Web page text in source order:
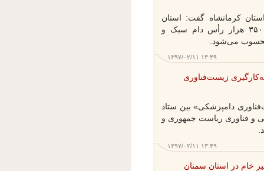
کرمانشاه گفت: استان
کرمانشاه با داشتن ۳ میلیون و ۳۵۰ هزار رأس دام سبک و
می‌شود.
۱۳۹۷/۰۲/۱۱ ۱۳:۴۹
زیست‌فناوری
دامپزشکی» بین ستاد
فناوری ریاست جمهوری و
۱۳۹۷/۰۲/۱۱ ۱۳:۴۹
خام در استان سمنان